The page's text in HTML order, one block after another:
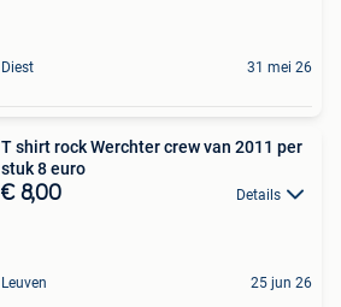
Diest 31 mei 26
T shirt rock Werchter crew van 2011 per
stuk 8 euro
€ 8,00 Details
Leuven 25 jun 26